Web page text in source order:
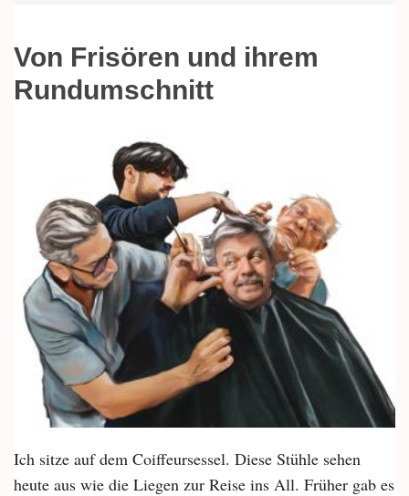
Von Frisören und ihrem
Rundumschnitt
Ich sitze auf dem Coiffeursessel. Diese Stühle sehen
heute aus wie die Liegen zur Reise ins All. Früher gab es